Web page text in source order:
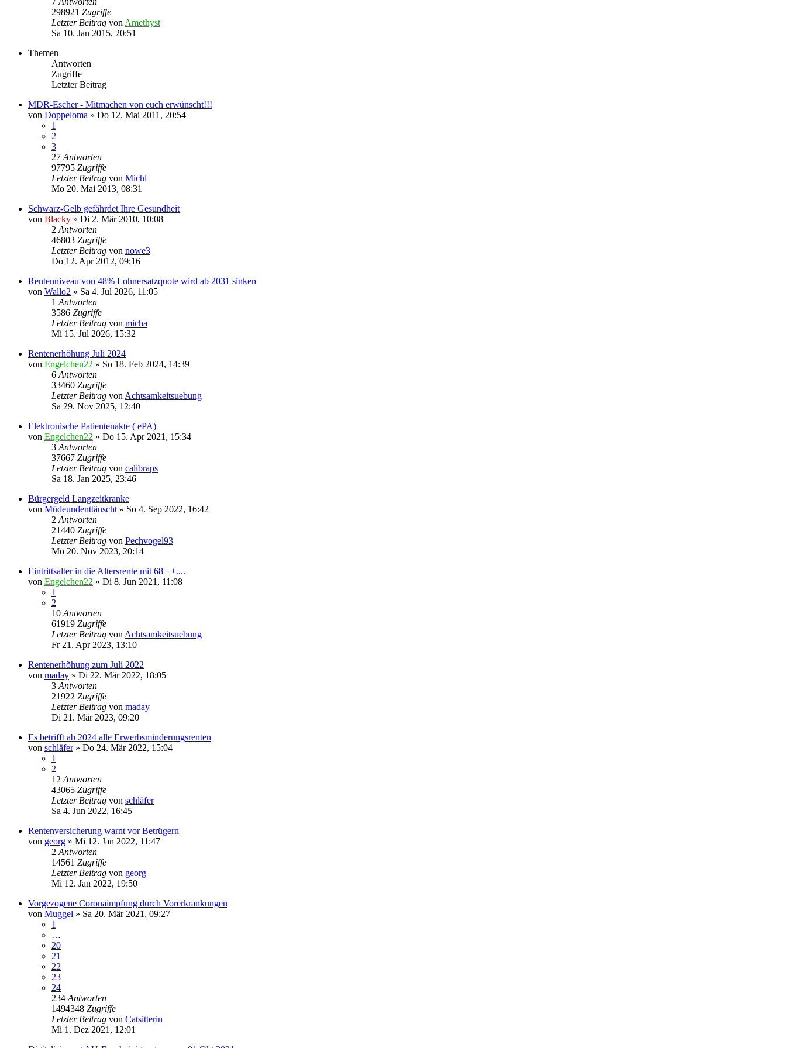
298921 Zugriffe
Letzter Beitrag vonAmethyst
Sa 10. Jan 2015, 20:51
Themen
Antworten
Zugriffe
Letzter Beitrag
MDR-Escher - Mitmachen von euch erwünscht!!!
von Doppeloma » Do 12. Mai 2011, 20:54
1
2
3
27Antworten
97795 Zugriffe
Letzter Beitrag von Michl
Mo 20. Mai 2013, 08:31
Schwarz-Gelb gefährdet Ihre Gesundheit
von Blacky » Di 2. Mär 2010, 10:08
2Antworten
46803 Zugriffe
Letzter Beitrag von nowe3
Do 12. Apr 2012, 09:16
Rentenniveau von 48% Lohnersatzquote wird ab 2031 sinken
von Wallo2 » Sa 4. Jul 2026, 11:05
1Antworten
3586 Zugriffe
Letzter Beitrag von micha
Mi 15. Jul 2026, 15:32
Rentenerhöhung Juli 2024
von Engelchen22 » So 18. Feb 2024, 14:39
6Antworten
33460 Zugriffe
Letzter Beitrag vonAchtsamkeitsuebung
Sa 29. Nov 2025, 12:40
Elektronische Patientenakte ( ePA)
von Engelchen22 » Do 15. Apr 2021, 15:34
3Antworten
37667 Zugriffe
Letzter Beitrag von calibraps
Sa 18. Jan 2025, 23:46
Bürgergeld Langzeitkranke
von Müdeundenttäuscht» So 4. Sep 2022, 16:42
2Antworten
21440 Zugriffe
Letzter Beitrag von Pechvogel93
Mo 20. Nov 2023, 20:14
Eintrittsalter in die Altersrente mit 68 ++....
von Engelchen22 » Di 8. Jun 2021, 11:08
1
2
10Antworten
61919 Zugriffe
Letzter Beitrag vonAchtsamkeitsuebung
Fr 21. Apr 2023, 13:10
Rentenerhõhung zum Juli 2022
von maday » Di 22. Mär 2022, 18:05
3Antworten
21922 Zugriffe
Letzter Beitrag von maday
Di 21. Mär 2023, 09:20
Es betrifft ab 2024 alle Erwerbsminderungsrenten
von schläfer» Do 24. Mär 2022, 15:04
1
2
12Antworten
43065 Zugriffe
Letzter Beitrag von schläfer
Sa 4. Jun 2022, 16:45
Rentenversicherung warnt vor Betrügern
von georg » Mi 12. Jan 2022, 11:47
2Antworten
14561 Zugriffe
Letzter Beitrag von georg
Mi 12. Jan 2022, 19:50
Vorgezogene Coronaimpfung durch Vorerkrankungen
von Muggel » Sa 20. Mär 2021, 09:27
1
…
20
21
22
23
24
234Antworten
1494348 Zugriffe
Letzter Beitrag von Catsitterin
Mi 1. Dez 2021, 12:01